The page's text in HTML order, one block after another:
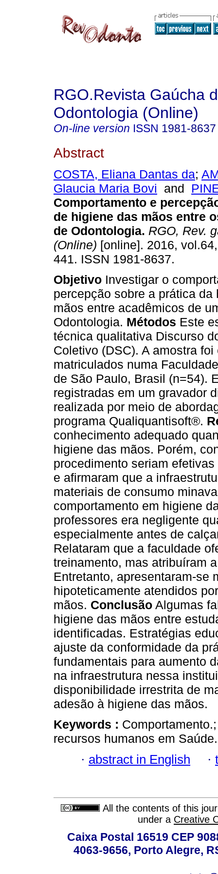
RGO.Revista Gaúcha
Odontologia (Online)
On-line version ISSN 1981-8637
Abstract
COSTA, Eliana Dantas da;
Glaucia Maria Bovi and
Comportamento e
de higiene das mãos entre
de Odontologia. RGO, Rev.
(Online) [online]. 2016,
441. ISSN 1981-8637.
Objetivo Investigar o
percepção sobre a prática da
mãos entre acadêmicos de
Odontologia. Métodos Este
técnica qualitativa Discurso
Coletivo (DSC). A amostra
matriculados numa
de São Paulo, Brasil (n=54).
registradas em um gravador
realizada por meio de
programa Qualiquantisoft®.
conhecimento adequado
higiene das mãos. Porém,
procedimento seriam
e afirmaram que a
materiais de consumo
comportamento em higiene
professores era negligente
especialmente antes de
Relataram que a faculdade
treinamento, mas atribuíram
Entretanto, apresentaram-se
hipoteticamente atendidos
mãos. Conclusão Algumas
higiene das mãos entre
identificadas. Estratégias
ajuste da conformidade da
fundamentais para aumento
na infraestrutura nessa
disponibilidade irrestrita de
adesão à higiene das mãos.
Keywords :
recursos humanos em
· abstract in English ·
All the contents of this
under a Creative
Caixa Postal 16519 CEP
4063-9656, Porto Alegre,